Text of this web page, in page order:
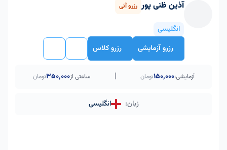
آذین ظنی پور رزرو آنی
انگلیسی
رزرو آزمایشی
رزرو کلاس
آزمایشی:150,000تومان | ساعتی از۳۵۰٬۰۰۰تومان
زبان: انگلیسی